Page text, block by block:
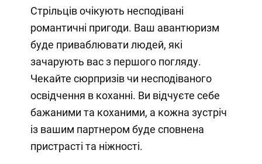
Стрільців очікують несподівані
романтичні пригоди. Ваш авантюризм
буде приваблювати людей, які
зачарують вас з першого погляду.
Чекайте сюрпризів чи несподіваного
освідчення в коханні. Ви відчуєте себе
бажаними та коханими, а кожна зустріч
із вашим партнером буде сповнена
пристрасті та ніжності.